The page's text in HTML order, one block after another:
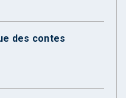
des contes